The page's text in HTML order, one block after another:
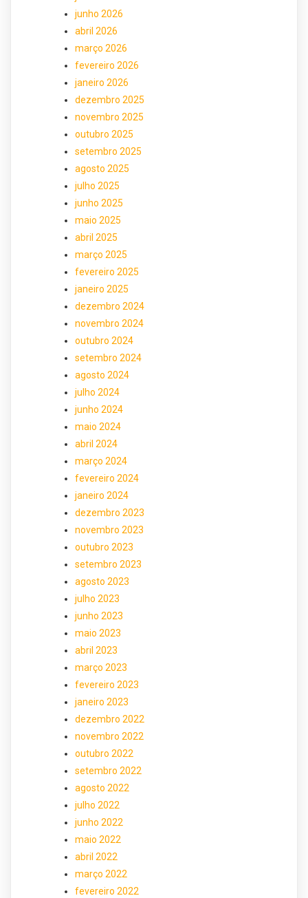
junho 2026
abril 2026
março 2026
fevereiro 2026
janeiro 2026
dezembro 2025
novembro 2025
outubro 2025
setembro 2025
agosto 2025
julho 2025
junho 2025
maio 2025
abril 2025
março 2025
fevereiro 2025
janeiro 2025
dezembro 2024
novembro 2024
outubro 2024
setembro 2024
agosto 2024
julho 2024
junho 2024
maio 2024
abril 2024
março 2024
fevereiro 2024
janeiro 2024
dezembro 2023
novembro 2023
outubro 2023
setembro 2023
agosto 2023
julho 2023
junho 2023
maio 2023
abril 2023
março 2023
fevereiro 2023
janeiro 2023
dezembro 2022
novembro 2022
outubro 2022
setembro 2022
agosto 2022
julho 2022
junho 2022
maio 2022
abril 2022
março 2022
fevereiro 2022